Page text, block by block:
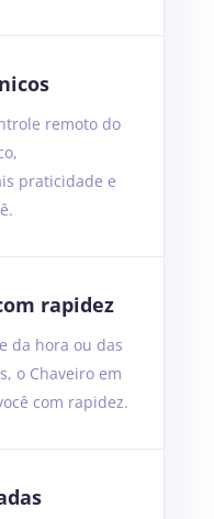
remoto do
praticidade e
rapidez
da hora ou das
o Chaveiro em
com rapidez.